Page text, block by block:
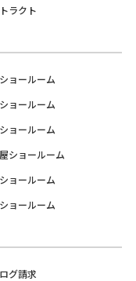
ラクト
ョールーム
ョールーム
ョールーム
ショールーム
ョールーム
ョールーム
グ請求